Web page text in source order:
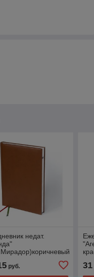
недат.
руб. 31